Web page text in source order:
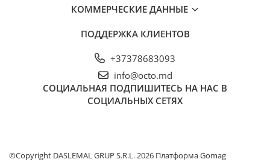
Офисные столы
Термосумки
КОММЕРЧЕСКИЕ ДАННЫЕ
ПОДДЕРЖКА КЛИЕНТОВ
+37378683093
info@octo.md
СОЦИАЛЬНАЯ ПОДПИШИТЕСЬ НА НАС В
СОЦИАЛЬНЫХ СЕТЯХ
©Copyright DASLEMAL GRUP S.R.L. 2026 Платформа Gomag